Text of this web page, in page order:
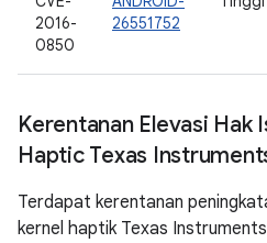
2016-
0850
26551752
Kerentanan Elevasi
Haptic Texas
Terdapat kerentanan
kernel haptik Texas